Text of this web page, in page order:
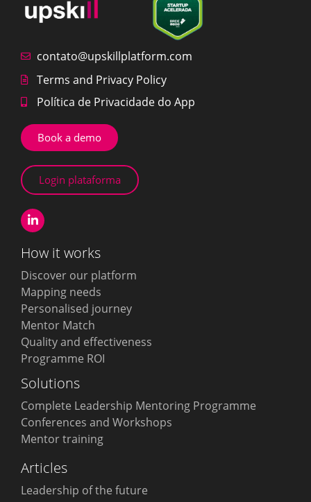
contato@upskillplatform.com
Terms and Privacy Policy
Política de Privacidade do App
Book a demo
Login plataforma
How it works
Discover our platform
Mapping needs
Personalised journey
Mentor Match
Quality and effectiveness
Programme ROI
Solutions
Complete Leadership Mentoring Programme
Conferences and Workshops
Mentor training
Articles
Leadership of the future